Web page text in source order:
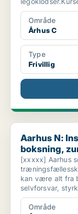
Område
Århus C
Type
Frivillig
Aarhus N: Inspirér
Aarhus N:
boksning,
[xxxxx] Aarhus
kan være alt fra
selvforsvar,
Område